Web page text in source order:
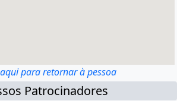
para retornar à pessoa
Patrocinadores